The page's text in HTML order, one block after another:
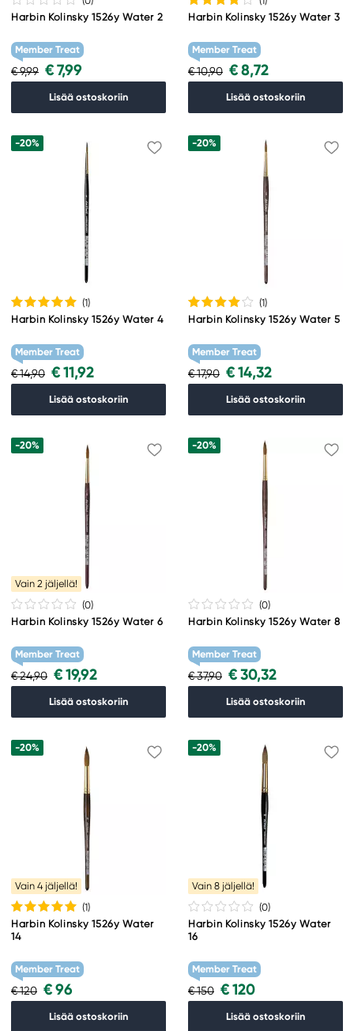
Harbin Kolinsky 1526y Water 2
Member Treat
€ 9,99 € 7,99
Lisää ostoskoriin
Harbin Kolinsky 1526y Water 3
Member Treat
€ 10,90 € 8,72
Lisää ostoskoriin
-20%
(1)
Harbin Kolinsky 1526y Water 4
Member Treat
€ 14,90 € 11,92
Lisää ostoskoriin
-20%
(1)
Harbin Kolinsky 1526y Water 5
Member Treat
€ 17,90 € 14,32
Lisää ostoskoriin
-20%
Vain 2 jäljellä!
(0)
Harbin Kolinsky 1526y Water 6
Member Treat
€ 24,90 € 19,92
Lisää ostoskoriin
-20%
(0)
Harbin Kolinsky 1526y Water 8
Member Treat
€ 37,90 € 30,32
Lisää ostoskoriin
-20%
Vain 4 jäljellä!
(1)
Harbin Kolinsky 1526y Water
14
Member Treat
€ 120 € 96
Lisää ostoskoriin
-20%
Vain 8 jäljellä!
(0)
Harbin Kolinsky 1526y Water
16
Member Treat
€ 150 € 120
Lisää ostoskoriin